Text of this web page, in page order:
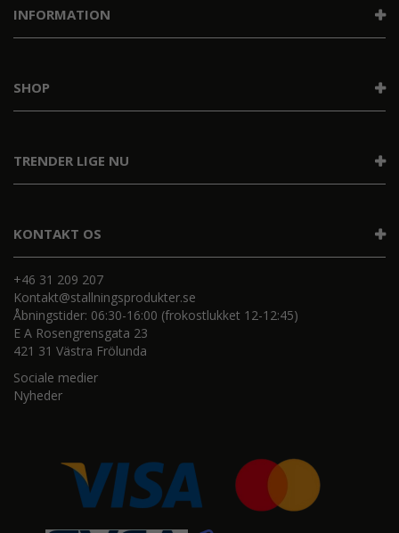
KONTAKT OS
+46 31 209 207
Kontakt@stallningsprodukter.se
Åbningstider: 06:30-16:00 (frokostlukket 12-12:45)
E A Rosengrensgata 23
421 31 Västra Frölunda
Sociale medier
Nyheder
INFORMATION
TRENDER LIGE NU
SHOP